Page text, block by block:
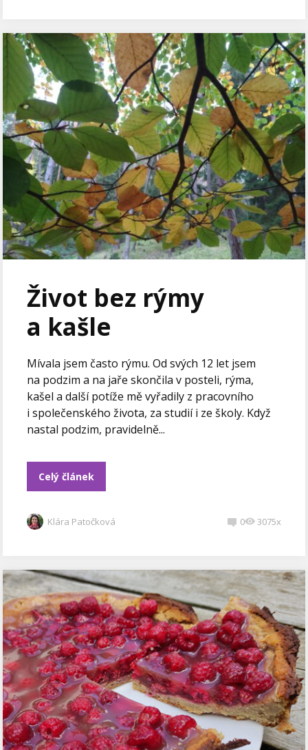
Život bez rýmy
a kašle
Mívala jsem často rýmu. Od svých 12 let jsem
na podzim a na jaře skončila v posteli, rýma,
kašel a další potíže mě vyřadily z pracovního
i společenského života, za studií i ze školy. Když
nastal podzim, pravidelně...
Celý článek
Klára Patočková 0 3075x